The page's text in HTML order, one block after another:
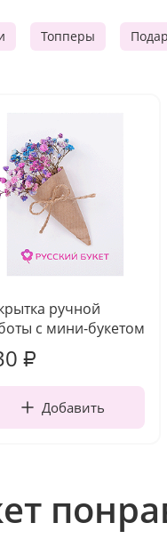
Топперы
ручной
с мини-букетом
₽
Добавить